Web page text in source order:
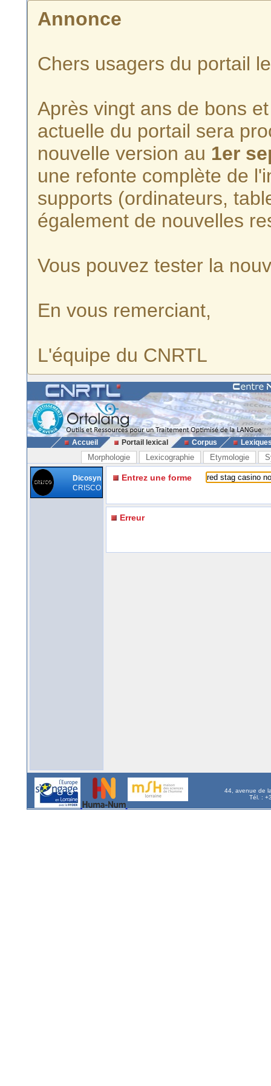
Annonce
Chers usagers du portail
Après vingt ans de bons
actuelle du portail sera
nouvelle version au 1er
une refonte complète de
supports (ordinateurs,
également de nouvelles
Vous pouvez tester la
En vous remerciant,
L'équipe du CNRTL
Accueil Portail lexical Corpus
Morphologie Lexicographie Etymologie
Dicosyn
CRISCO
Entrez une forme
Erreur
44, avenue de
Tél. :